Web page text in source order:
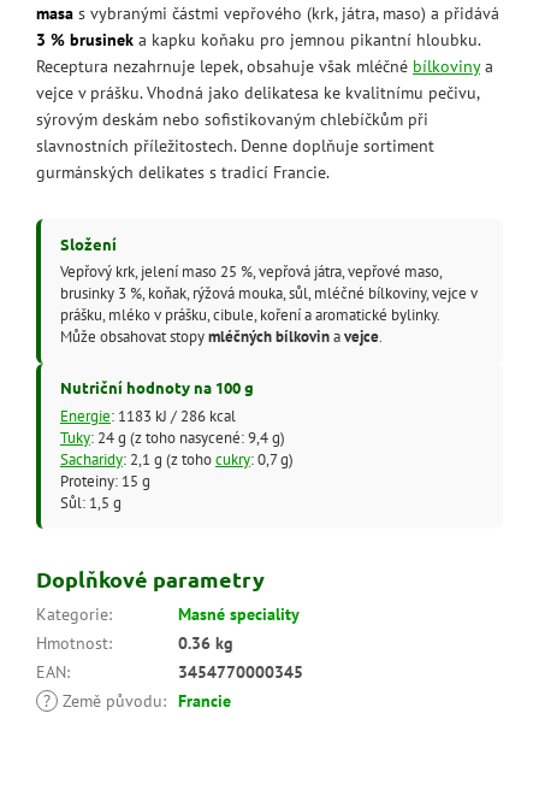
masa s vybranými částmi vepřového (krk, játra, maso) a přidává
3 % brusinek a kapku koňaku pro jemnou pikantní hloubku.
Receptura nezahrnuje lepek, obsahuje však mléčné bílkovinya
vejce v prášku. Vhodná jako delikatesa ke kvalitnímu pečivu,
sýrovým deskám nebo sofistikovaným chlebíčkům při
slavnostních příležitostech. Denne doplňuje sortiment
gurmánských delikates s tradicí Francie.
Složení
Vepřový krk, jelení maso 25 %, vepřová játra, vepřové maso,
brusinky 3 %, koňak, rýžová mouka, sůl, mléčné bílkoviny, vejce v
prášku, mléko v prášku, cibule, koření a aromatické bylinky.
Může obsahovat stopymléčných bílkovinavejce.
Nutriční hodnoty na 100 g
Energie: 1183 kJ / 286 kcal
Tuky: 24 g (z toho nasycené: 9,4 g)
Sacharidy: 2,1 g (z tohocukry: 0,7 g)
Proteiny: 15 g
Sůl: 1,5 g
Doplňkové parametry
Kategorie:
Masné speciality
Hmotnost:
0.36 kg
EAN:
3454770000345
? Země původu: Francie